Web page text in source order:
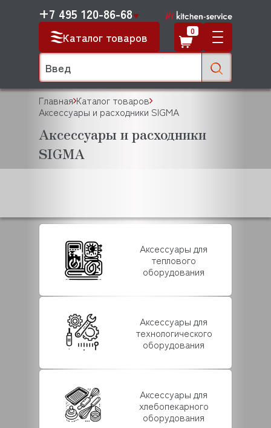
Каталог товаров
+7 495 120-86-68
0
Главная Каталог товаров
Аксессуары и расходники SIGMA
Аксессуары и расходники
SIGMA
Аксессуары для
теплового
оборудования
Аксессуары для
технологического
оборудования
Аксессуары для
хлебопекарного
оборудования